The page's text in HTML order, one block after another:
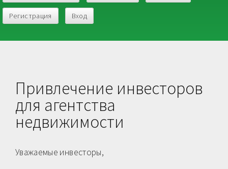
Регистрация Вход
Привлечение инвесторов
для агентства
недвижимости
Уважаемые инвесторы,